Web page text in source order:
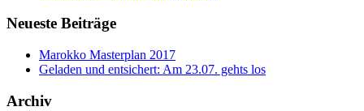
Neueste Beiträge
Marokko Masterplan 2017
Geladen und entsichert: Am 23.07. gehts los
Archiv